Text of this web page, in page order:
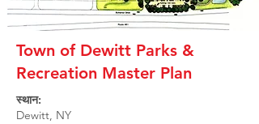
Town of Dewitt Parks &
Recreation Master Plan
स्थान:
Dewitt, NY